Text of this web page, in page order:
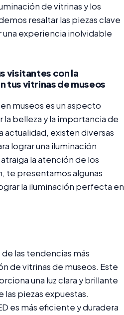
de vitrinas y los
resaltar las piezas clave
una experiencia inolvidable
visitantes con la
tus vitrinas de museos
museos es un aspecto
la belleza y la importancia de
actualidad, existen diversas
lograr una iluminación
la atención de los
te presentamos algunas
la iluminación perfecta en
de las tendencias más
de vitrinas de museos. Este
una luz clara y brillante
las piezas expuestas.
es más eficiente y duradera